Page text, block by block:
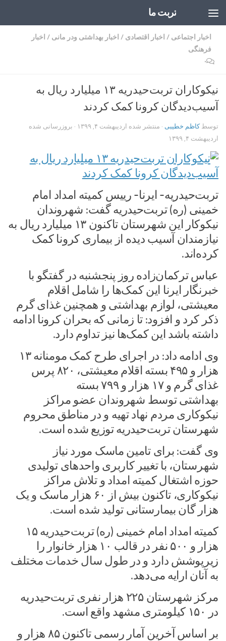
تربت ما
اخبار اجتماعی / اخبار اقتصادی / اخبار بهداشتی ودر مانی / اخبار
فرهنگی
۰
نیکوکاران تربت‌حیدریه ۱۳ میلیارد ریال به
آسیب‌دیدگان کرونا کمک کردند
توسطکاظم خطیبی · منتشر شده اردیبهشت ۴, ۱۳۹۹
· بروزرسانی شده
اردیبهشت ۴, ۱۳۹۹
تربت‌حیدریه- ایرنا- رییس کمیته امداد امام
خمینی (ره) تربت‌حیدریه گفت: شهروندان
نیکوکار این شهرستان تاکنون ۱۳ میلیارد ریال به
نیازمندان آسیب ‌دیده از بیماری کرونا کمک
کرده‌اند.
عباس ترکمان‌زاده روز پنجشنبه در گفتگو با
خبرنگار ایرنا این کمک‌ها را شامل اقلام
معیشتی، لوازم بهداشتی و همچنین غذای گرم
ذکر کرد و افزود: تا زمانی که بحران کرونا ادامه
داشته باشد این کمک‌ها نیز تداوم دارد.
وی ادامه داد: در اجرای طرح کمک مومنانه ۱۳
هزار و ۴۹۵ بسته اقلام معیشتی، ۸۲۰ پرس
غذای گرم و ۱۷ هزار و ۷۹۹ بسته
بهداشتی توسط شهروندان عضو مراکز
نیکوکاری مردم ‌نهاد تهیه و در مناطق محروم
شهرستان تربت‌حیدریه توزیع شده است.
وی گفت: برای تامین ماسک مورد نیاز
شهرستان، با تغییر کاربری واحدهای تولیدی
حوزه اشتغال کمیته امداد و تلاش مراکز
نیکوکاری، تاکنون بیش از ۶۰ هزار ماسک و یک
هزار گان بیمارستانی تولید شده است.
کمیته امداد امام خمینی (ره) تربت‌حیدریه ۱۵
هزار و ۵۰۰ نفر در قالب ۱۰ هزار خانوار را
زیرپوشش دارد و در طول سال خدمات مختلف
به آنان ارایه می‌دهد.
مرکز شهرستان ۲۲۵ هزار نفری تربت‌حیدریه
در ۱۵۰ کیلومتری مشهد واقع است.
بر اساس آخرین آمار رسمی تاکنون ۸۵ هزار و